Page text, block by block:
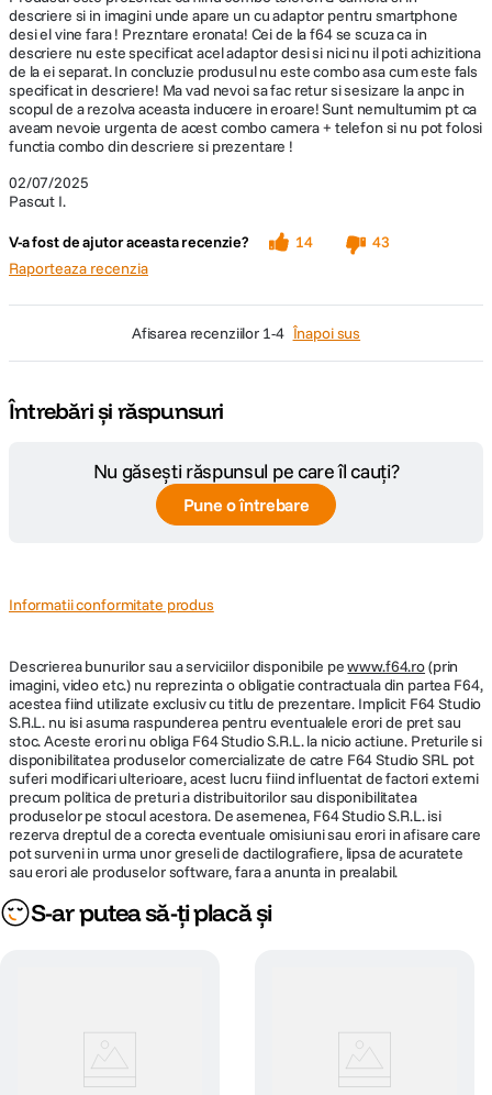
Briefcase Handle
Noul maner, conceput special pentru RS 4 Mini, este un accesoriu care
reduce dimensiunea cu aproximativ 20% si greutatea cu 12%, facilitand
filmarea din unghiuri joase cu o prindere mai confortabila.
02/07/2025
Pascut I.
descriere si in imagini unde apare un cu adaptor pentru smartphone
desi el vine fara ! Prezntare eronata! Cei de la f64 se scuza ca in
descriere nu este specificat acel adaptor desi si nici nu il poti achizitiona
de la ei separat. In concluzie produsul nu este combo asa cum este fals
specificat in descriere! Ma vad nevoi sa fac retur si sesizare la anpc in
scopul de a rezolva aceasta inducere in eroare! Sunt nemultumim pt ca
aveam nevoie urgenta de acest combo camera + telefon si nu pot folosi
functia combo din descriere si prezentare !
V-a fost de ajutor aceasta recenzie? 14
43
Raporteaza recenzia
afisarea recenziilor 1-4 Înapoi sus
Întrebări și răspunsuri
Nu găsești răspunsul pe care îl cauți?
Pune o întrebare
Informatii conformitate produs
Descrierea bunurilor sau a serviciilor disponibile pewww.f64.ro(prin
imagini, video etc.) nu reprezinta o obligatie contractuala din partea F64,
acestea fiind utilizate exclusiv cu titlu de prezentare. Implicit F64 Studio
S.R.L. nu isi asuma raspunderea pentru eventualele erori de pret sau
stoc. Aceste erori nu obliga F64 Studio S.R.L. la nicio actiune. Preturile si
disponibilitatea produselor comercializate de catre F64 Studio SRL pot
suferi modificari ulterioare, acest lucru fiind influentat de factori externi
precum politica de preturi a distribuitorilor sau disponibilitatea
produselor pe stocul acestora. De asemenea, F64 Studio S.R.L. isi
rezerva dreptul de a corecta eventuale omisiuni sau erori in afisare care
pot surveni in urma unor greseli de dactilografiere, lipsa de acuratete
sau erori ale produselor software, fara a anunta in prealabil.
S-ar putea să-ți placă și